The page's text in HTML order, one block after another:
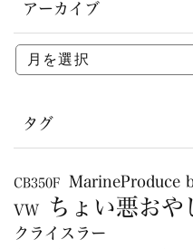
アーカイブ
タグ
CB350F MarineProduce
VW ちょい悪おや
クライスラー